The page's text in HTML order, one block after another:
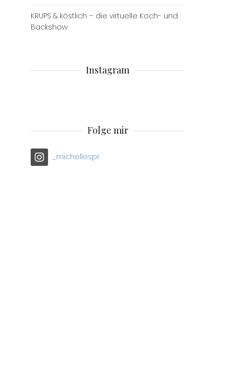
KRUPS & köstlich – die virtuelle Koch- und
Backshow
Instagram
Folge mir
_michellespr